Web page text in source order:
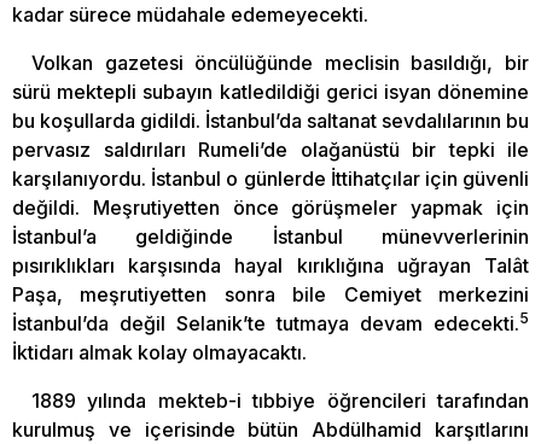
kadar sürece müdahale edemeyecekti.
Volkan gazetesi öncülüğünde meclisin basıldığı, bir
sürü mektepli subayın katledildiği gerici isyan dönemine
bu koşullarda gidildi. İstanbul’da saltanat sevdalılarının bu
pervasız saldırıları Rumeli’de olağanüstü bir tepki ile
karşılanıyordu. İstanbul o günlerde İttihatçılar için güvenli
değildi. Meşrutiyetten önce görüşmeler yapmak için
İstanbul’a geldiğinde İstanbul münevverlerinin
pısırıklıkları karşısında hayal kırıklığına uğrayan Talât
Paşa, meşrutiyetten sonra bile Cemiyet merkezini
İstanbul’da değil Selanik’te tutmaya devam edecekti.5
İktidarı almak kolay olmayacaktı.
1889 yılında mekteb-i tıbbiye öğrencileri tarafından
kurulmuş ve içerisinde bütün Abdülhamid karşıtlarını